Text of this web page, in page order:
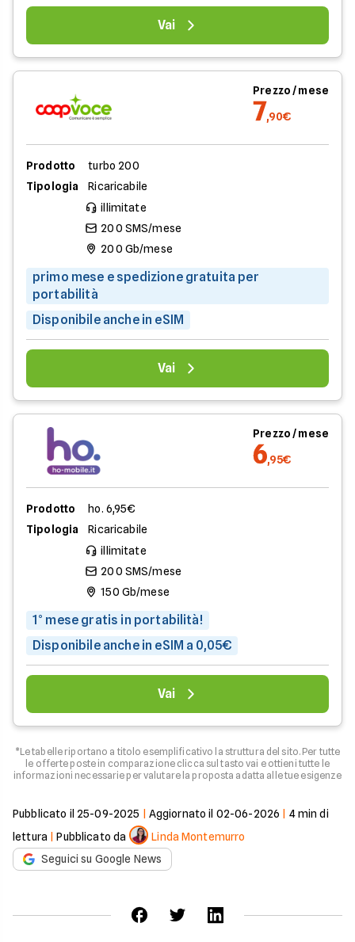
Vai
Prezzo / mese
7,90€
Prodotto
turbo 200
Tipologia
Ricaricabile
illimitate
200 SMS/mese
200 Gb/mese
primo mese e spedizione gratuita per
portabilità
Disponibile anche in eSIM
Vai
Prezzo / mese
6,95€
Prodotto
ho. 6,95€
Tipologia
Ricaricabile
illimitate
200 SMS/mese
150 Gb/mese
1° mese gratis in portabilità!
Disponibile anche in eSIM a 0,05€
Vai
*Le tabelle riportano a titolo esemplificativo la struttura del sito. Per tutte
le offerte poste in comparazione clicca sul tasto vai e ottieni tutte le
informazioni necessarie per valutare la proposta adatta alle tue esigenze
Pubblicato il 25-09-2025 Aggiornato il 02-06-2026 4min di
lettura |Pubblicato da
Linda Montemurro
Seguici su Google News